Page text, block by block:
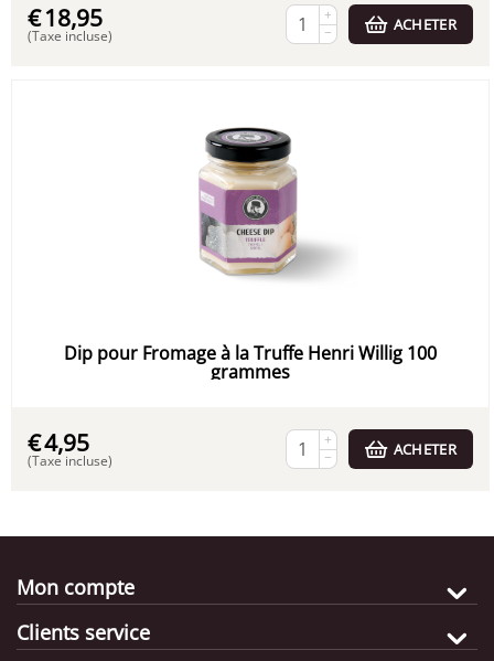
€18,95
(Taxe incluse)
+
−
ACHETER
Dip pour Fromage à la Truffe Henri Willig 100
grammes
€4,95
(Taxe incluse)
+
−
ACHETER
Mon compte
Clients service